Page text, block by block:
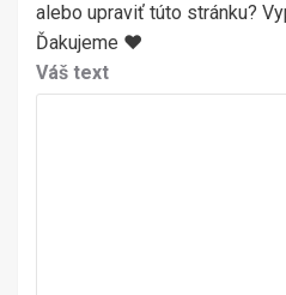
alebo upraviť túto stránku?
Ďakujeme ♥
Váš text